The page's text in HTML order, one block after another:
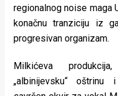
Urban
Magazin
regionalnog noise maga
konačnu tranziciju iz
progresivan organizam.
Milkićeva
„albinijevsku“